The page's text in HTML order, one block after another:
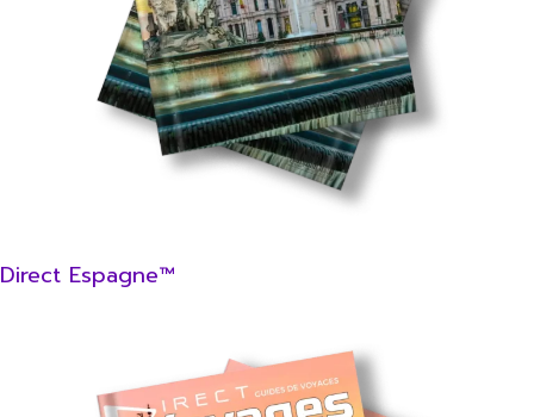
Direct Espagne™